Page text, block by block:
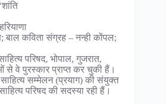
बाल कविता संग्रह – नन्ही कोंपल;
परिषद, भोपाल, गुजरात,
से वे पुरस्कार प्राप्त कर चुकी हैं।
साहित्य सम्मेलन (प्रयाग) की संयुक्त
परिषद की सदस्या रही हैं।